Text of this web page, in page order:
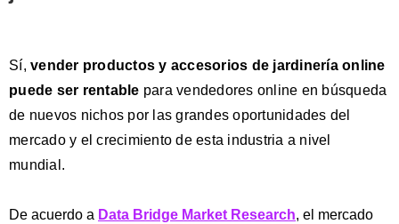
Sí, vender productos y accesorios de jardinería online
puede ser rentable para vendedores online en búsqueda
de nuevos nichos por lasgrandes oportunidades del
mercado y el crecimiento de esta industria a nivel
mundial.
De acuerdo a Data Bridge Market Research, el mercado